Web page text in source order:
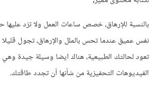
بالنسبة للإرهاق، خصص ساعات العمل ولا تزد عليها
نفس عميق عندما تحس بالملل والإرهاق، تجول
تعود لحالتك الطبيعية، هناك ايضا وسيلة جيدة
الفيديوهات التحفيزية من شأنها أن تجدد طاقتك.